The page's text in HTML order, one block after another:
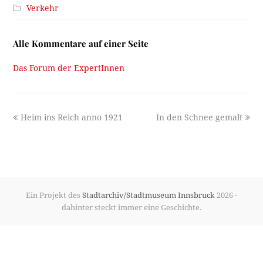
Verkehr
Alle Kommentare auf einer Seite
Das Forum der ExpertInnen
previous
Heim ins Reich anno 1921
next
In den Schnee gemalt
Ein Projekt des Stadtarchiv/Stadtmuseum Innsbruck 2026 -
dahinter steckt immer eine Geschichte.